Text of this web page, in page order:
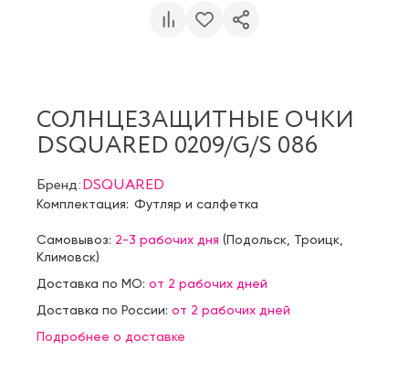
СОЛНЦЕЗАЩИТНЫЕ ОЧКИ
DSQUARED 0209/G/S 086
Бренд:DSQUARED
Комплектация: Футляр и салфетка
Самовывоз: 2-3 рабочих дня (Подольск Троицк
Климовск)
Доставка по МО: от 2 рабочих дней
Доставка по России: от 2 рабочих дней
Подробнее о доставке